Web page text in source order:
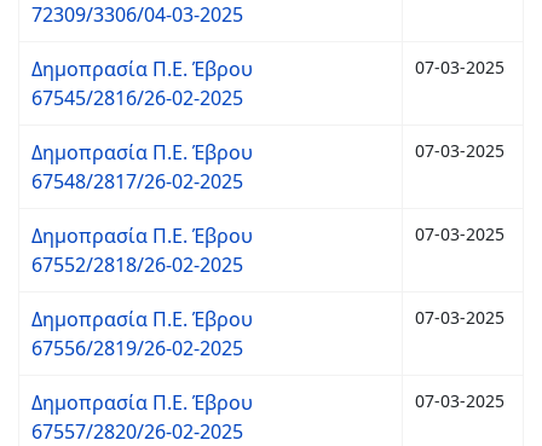
72309/3306/04-03-2025
Δημοπρασία Π.Ε. Έβρου
67545/2816/26-02-2025
07-03-2025
Δημοπρασία Π.Ε. Έβρου
67548/2817/26-02-2025
07-03-2025
Δημοπρασία Π.Ε. Έβρου
67552/2818/26-02-2025
07-03-2025
Δημοπρασία Π.Ε. Έβρου
67556/2819/26-02-2025
07-03-2025
Δημοπρασία Π.Ε. Έβρου
67557/2820/26-02-2025
07-03-2025